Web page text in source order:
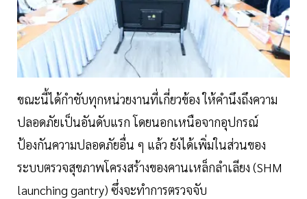
ขณะนี้ได้กำชับทุกหน่วยงานที่เกี่ยวข้อง ให้คำนึงถึงความ
ปลอดภัยเป็นอันดับแรก โดยนอกเหนือจากอุปกรณ์
ป้องกันความปลอดภัยอื่น ๆ แล้ว ยังได้เพิ่มในส่วนของ
ระบบตรวจสุขภาพโครงสร้างของคานเหล็กลำเลียง (SHM
launching gantry) ซึ่งจะทำการตรวจจับ